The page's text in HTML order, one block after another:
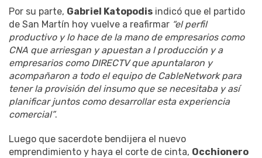
Por su parte, Gabriel Katopodis indicó que el partido
de San Martín hoy vuelve a reafirmar “el perfil
productivo y lo hace de la mano de empresarios como
CNA que arriesgan y apuestan a l producción y a
empresarios como DIRECTV que apuntalaron y
acompañaron a todo el equipo de CableNetwork para
tener la provisión del insumo que se necesitaba y así
planificar juntos como desarrollar esta experiencia
comercial”.
Luego que sacerdote bendijera el nuevo
emprendimiento y haya el corte de cinta, Occhionero